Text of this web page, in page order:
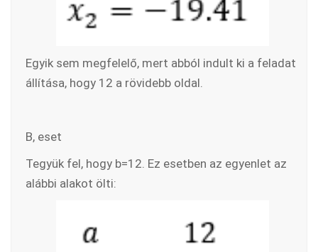
Egyik sem megfelelő, mert abból indult ki a feladat
állítása, hogy 12 a rövidebb oldal.
B, eset
Tegyük fel, hogy b=12. Ez esetben az egyenlet az
alábbi alakot ölti: